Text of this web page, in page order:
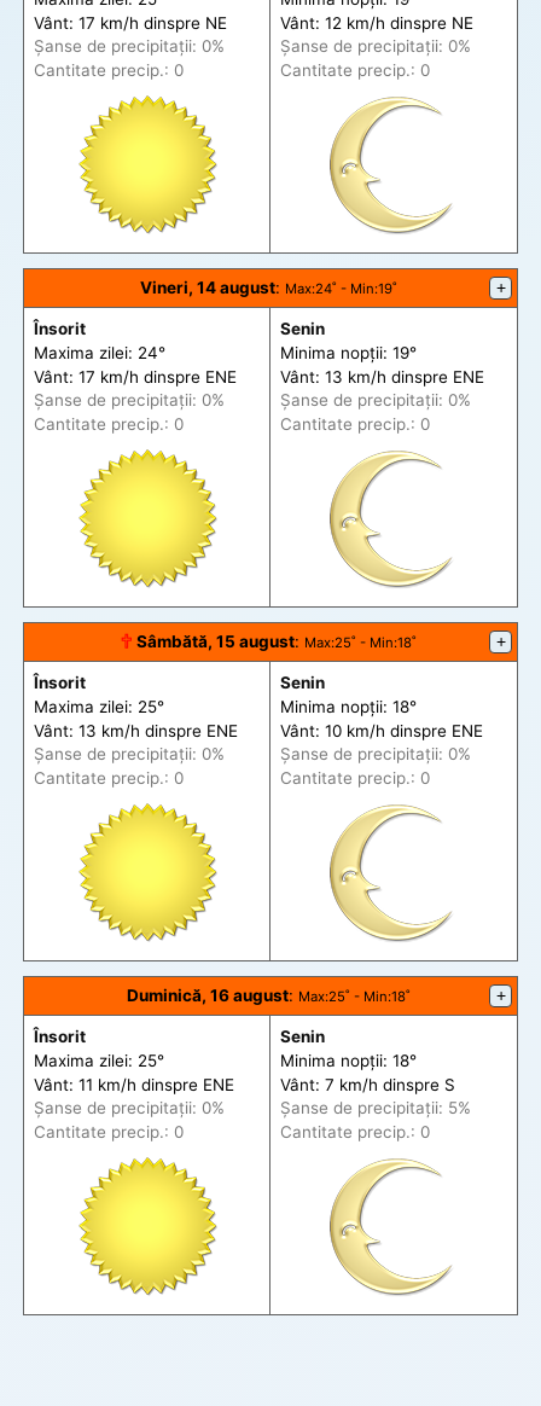
Vânt: 17 km/h dinspre NE
Șanse de precipitații: 0%
Cantitate precip.: 0
Vânt: 12 km/h dinspre NE
Șanse de precipitații: 0%
Cantitate precip.: 0
Vineri, 14 august: Max:24˚ - Min:19˚ +
Însorit
Maxima zilei: 24°
Vânt: 17 km/h dinspre ENE
Șanse de precipitații: 0%
Cantitate precip.: 0
Senin
Minima nopții: 19°
Vânt: 13 km/h dinspre ENE
Șanse de precipitații: 0%
Cantitate precip.: 0
🕆 Sâmbătă, 15 august: Max:25˚ - Min:18˚ +
Însorit
Maxima zilei: 25°
Vânt: 13 km/h dinspre ENE
Șanse de precipitații: 0%
Cantitate precip.: 0
Senin
Minima nopții: 18°
Vânt: 10 km/h dinspre ENE
Șanse de precipitații: 0%
Cantitate precip.: 0
Duminică, 16 august: Max:25˚ - Min:18˚ +
Însorit
Maxima zilei: 25°
Vânt: 11 km/h dinspre ENE
Șanse de precipitații: 0%
Cantitate precip.: 0
Senin
Minima nopții: 18°
Vânt: 7 km/h dinspre S
Șanse de precipitații: 5%
Cantitate precip.: 0